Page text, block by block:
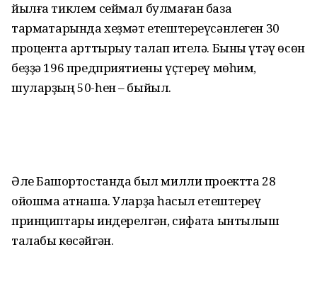
йылға тиклем сеймал булмаған база
тармаҡтарында хеҙмәт етештереүсәнлеген 30
процентҡа арттырыу талап ителә. Быны үтәү өсөн
беҙҙә 196 предприятиены үҫтереү мөһим,
шуларҙың 50-һен – быйыл.
Әле Башҡортостанда был милли проектта 28
ойошма ҡатнаша. Уларҙа һаҡсыл етештереү
принциптары индерелгән, сифатҡа ынтылыш
талабы көсәйгән.